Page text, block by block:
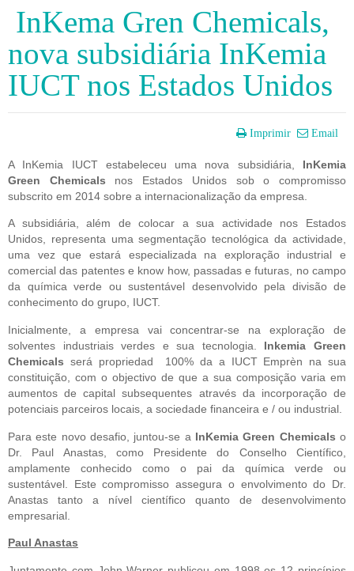
InKema Gren Chemicals,
nova subsidiária InKemia
IUCT nos Estados Unidos
Imprimir Email
A InKemia IUCT estabeleceu uma nova subsidiária, InKemia
Green Chemicals nos Estados Unidos sob o compromisso
subscrito em 2014 sobre a internacionalização da empresa.
A subsidiária, além de colocar a sua actividade nos Estados
Unidos, representa uma segmentação tecnológica da actividade,
uma vez que estará especializada na exploração industrial e
comercial das patentes e know how, passadas e futuras, no campo
da química verde ou sustentável desenvolvido pela divisão de
conhecimento do grupo, IUCT.
Inicialmente, a empresa vai concentrar-se na exploração de
solventes industriais verdes e sua tecnologia. Inkemia Green
Chemicals será propriedad  100% da a IUCT Emprèn na sua
constituição, com o objectivo de que a sua composição varia em
aumentos de capital subsequentes através da incorporação de
potenciais parceiros locais, a sociedade financeira e / ou industrial.
Para este novo desafio, juntou-se a InKemia Green Chemicals o
Dr. Paul Anastas, como Presidente do Conselho Científico,
amplamente conhecido como o pai da química verde ou
sustentável. Este compromisso assegura o envolvimento do Dr.
Anastas tanto a nível científico quanto de desenvolvimento
empresarial.
Paul Anastas